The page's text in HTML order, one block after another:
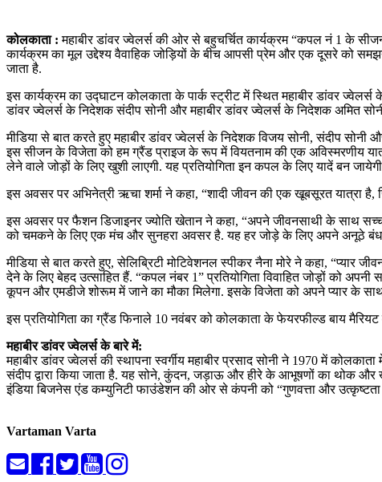
कोलकाता : महाबीर डांवर ज्वेलर्स की ओर से बहुचर्चित कार्यक्रम “कपल नं 1 के
कार्यक्रम का मूल उद्देश्य वैवाहिक जोड़ियों के बीच आपसी प्रेम और एक दूसरे को
जाता है.
इस कार्यक्रम का उद्घाटन कोलकाता के पार्क स्ट्रीट में स्थित महाबीर डांवर
डांवर ज्वेलर्स के निदेशक संदीप सोनी और महाबीर डांवर ज्वेलर्स के निदेशक अमित
मीडिया से बात करते हुए महाबीर डांवर ज्वेलर्स के निदेशक विजय सोनी, संदीप सोनी
इस सीजन के विजेता को हम ग्रैंड प्राइज के रूप में वियतनाम की एक अविस्मरणीय
लेने वाले जोड़ों के लिए खुशी लाएगी. यह प्रतियोगिता इन कपल के लिए यादें बन
इस अवसर पर अभिनेत्री ऋचा शर्मा ने कहा, “शादी जीवन की एक खूबसूरत यात्रा
इस अवसर पर फैशन डिजाइनर ज्योति खेतान ने कहा, “अपने जीवनसाथी के साथ
को चमकने के लिए एक मंच और सुनहरा अवसर है. यह हर जोड़े के लिए अपने अनूठे
मीडिया से बात करते हुए, सेलिब्रिटी मोटिवेशनल स्पीकर नैना मोरे ने कहा, “प्यार
देने के लिए बेहद उत्साहित हैं. “कपल नंबर 1” प्रतियोगिता विवाहित जोड़ों को
कूपन और एमडीजे शोरूम में जाने का मौका मिलेगा. इसके विजेता को अपने प्यार के
इस प्रतियोगिता का ग्रैंड फिनाले 10 नवंबर को कोलकाता के फेयरफील्ड बाय
महाबीर डांवर ज्वेलर्स के बारे में:
महाबीर डांवर ज्वेलर्स की स्थापना स्वर्गीय महाबीर प्रसाद सोनी ने 1970 में
संदीप द्वारा किया जाता है. यह सोने, कुंदन, जड़ाऊ और हीरे के आभूषणों का थोक और
इंडिया बिजनेस एंड कम्युनिटी फाउंडेशन की ओर से कंपनी को “गुणवत्ता और उत्कृष्टता
Vartaman Varta